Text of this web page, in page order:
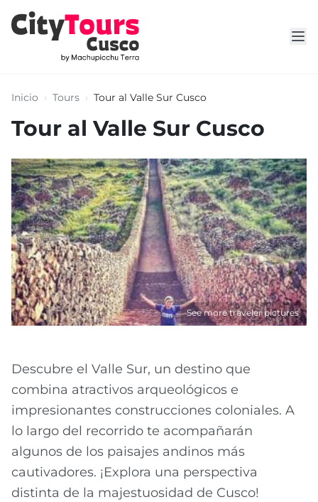
Inicio › Tours › Tour al Valle Sur Cusco
Tour al Valle Sur Cusco
See more traveler pictures
Descubre el Valle Sur, un destino que
combina atractivos arqueológicos e
impresionantes construcciones coloniales. A
lo largo del recorrido te acompañarán
algunos de los paisajes andinos más
cautivadores. ¡Explora una perspectiva
distinta de la majestuosidad de Cusco!